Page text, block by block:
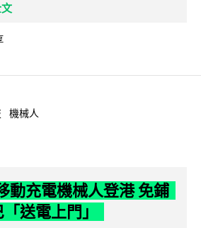
機械人
動充電機械人登港 免鋪
送電上門」